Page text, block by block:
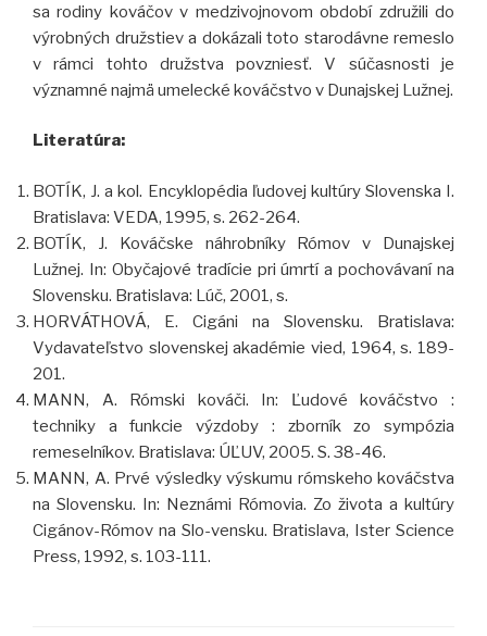
sa rodiny kováčov v medzivojnovom období združili do
výrobných družstiev a dokázali toto starodávne remeslo
v rámci tohto družstva povzniesť. V súčasnosti je
významné najmä umelecké kováčstvo v Dunajskej Lužnej.
Literatúra:
BOTÍK, J. a kol. Encyklopédia ľudovej kultúry Slovenska I.
Bratislava: VEDA, 1995, s. 262-264.
BOTÍK, J. Kováčske náhrobníky Rómov v Dunajskej
Lužnej. In: Obyčajové tradície pri úmrtí a pochovávaní na
Slovensku. Bratislava: Lúč, 2001, s.
HORVÁTHOVÁ, E. Cigáni na Slovensku. Bratislava:
Vydavateľstvo slovenskej akadémie vied, 1964, s. 189-
201.
MANN, A. Rómski kováči. In: Ľudové kováčstvo :
techniky a funkcie výzdoby : zborník zo sympózia
remeselníkov. Bratislava: ÚĽUV, 2005. S. 38-46.
MANN, A. Prvé výsledky výskumu rómskeho kováčstva
na Slovensku. In: Neznámi Rómovia. Zo života a kultúry
Cigánov-Rómov na Slo-vensku. Bratislava, Ister Science
Press, 1992, s. 103-111.